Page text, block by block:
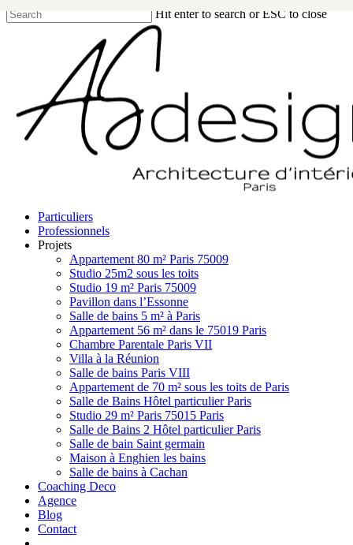
Skip
to
Hit enter to search or ESC to close
search
Menu
Particuliers
Professionnels
Projets
Appartement 80 m² Paris 75009
Studio 25m2 sous les toits
Studio 19 m² Paris 75009
Pavillon dans l’Essonne
Salle de bains 5 m² à Paris
Appartement 56 m² dans le 75019 Paris
Chambre Parentale Paris VII
Villa à la Réunion
Salle de bains Paris VIII
Appartement de 70 m² sous les toits de Paris
Salle de Bains Hôtel particulier Paris
Studio 29 m² Paris 75015 Paris
Salle de Bains 2 Hôtel particulier Paris
Salle de bain Saint germain
Maison à Enghien les bains
Salle de bains à Cachan
Coaching Deco
Agence
Blog
Contact